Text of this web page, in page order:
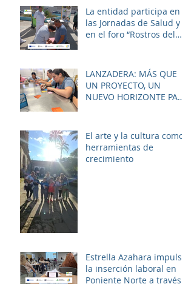
zona.
La entidad participa en
las Jornadas de Salud y
en el foro “Rostros del
para mejorar la
empleabilidad y el
bienestar de la zona.
LANZADERA: MÁS QUE
UN PROYECTO, UN
NUEVO HORIZONTE PARA
El arte y la cultura como
herramientas de
crecimiento
Estrella Azahara impulsa
la inserción laboral en
Poniente Norte a través